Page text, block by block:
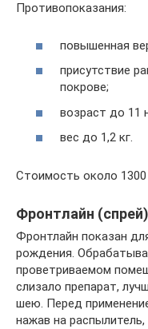
Противопоказания:
повышенная
присутствие
покрове;
возраст до 11
вес до 1,2 кг.
Стоимость около 1300
Фронтлайн (спрей)
Фронтлайн показан
рождения.
проветриваемом
слизало препарат,
шею. Перед
нажав на